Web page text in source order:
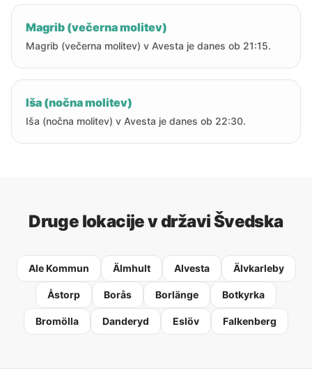
Magrib (večerna molitev)
Magrib (večerna molitev) v Avesta je danes ob 21:15.
Iša (nočna molitev)
Iša (nočna molitev) v Avesta je danes ob 22:30.
Druge lokacije v državi Švedska
Ale Kommun Älmhult Alvesta Älvkarleby
Åstorp Borås Borlänge Botkyrka
Bromölla Danderyd Eslöv Falkenberg